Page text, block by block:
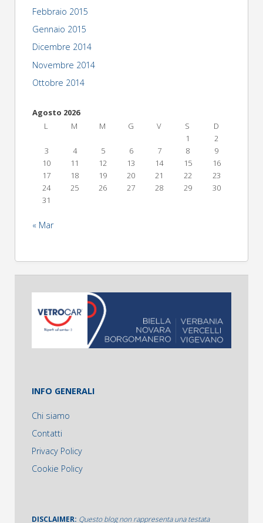
Febbraio 2015
Gennaio 2015
Dicembre 2014
Novembre 2014
Ottobre 2014
Agosto 2026
L
M M G V S
D
1
2
3
4 5 6 7 8
9
10
11 12 13 14 15
16
17
18 19 20 21 22
23
24
25 26 27 28 29
30
31
« Mar
INFO GENERALI
Chi siamo
Contatti
Privacy Policy
Cookie Policy
DISCLAIMER: Questo blog non rappresenta una testata